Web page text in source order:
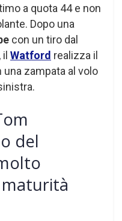
a quota 44 e non
Dopo una
con un tiro dal
Watford realizza il
zampata al volo
del